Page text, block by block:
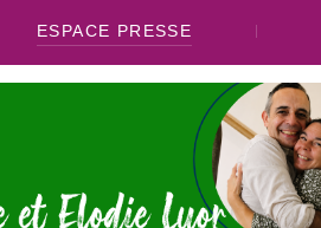
ESPACE PRESSE